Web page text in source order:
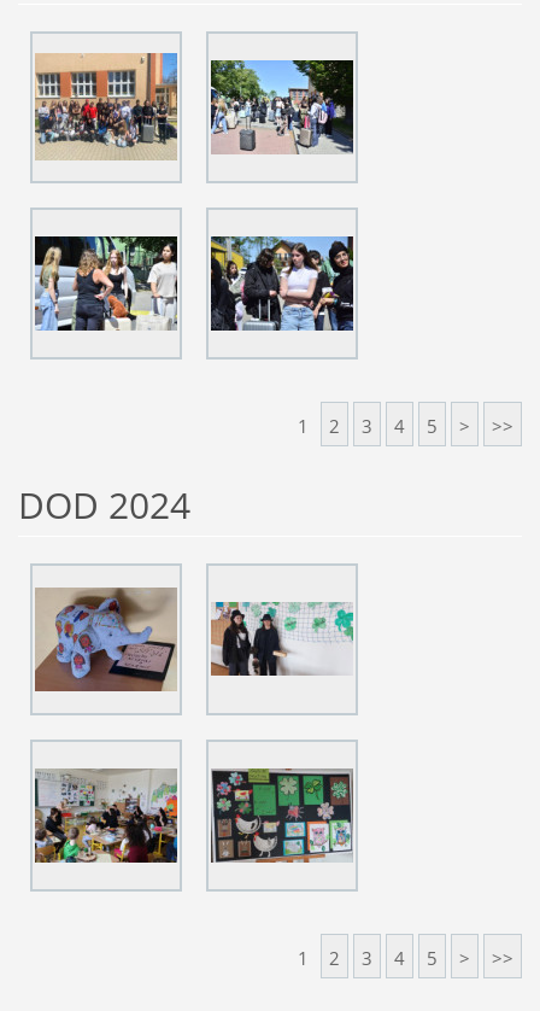
1 2 3 4 5 > >>
DOD 2024
1 2 3 4 5 > >>